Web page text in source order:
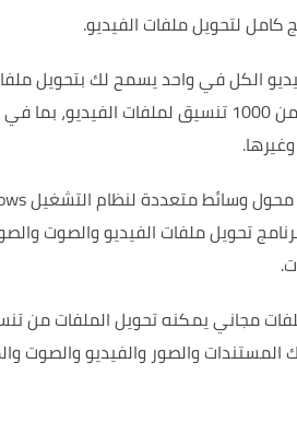
الكل في واحد يسمح لك بتحويل
المستندات والصور والفيديو والصوت